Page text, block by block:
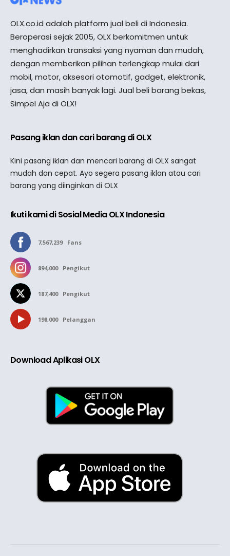
OLX.co.id adalah platform jual beli di Indonesia.
Beroperasi sejak 2005, OLX berkomitmen untuk
menghadirkan transaksi yang nyaman dan mudah,
dengan memberikan pilihan terlengkap mulai dari
mobil, motor, aksesori otomotif, gadget, elektronik,
jasa, dan masih banyak lagi. Jual beli barang bekas,
Simpel Aja di OLX!
Pasang iklan dan cari barang di OLX
Kini pasang iklan dan mencari barang di OLX sangat
mudah dan cepat. Ayo segera pasang iklan atau cari
barang yang diinginkan di OLX
Ikuti kami di Sosial Media OLX Indonesia
7,567,239 Fans
894,000 Pengikut
187,400 Pengikut
198,000 Pelanggan
Download Aplikasi OLX